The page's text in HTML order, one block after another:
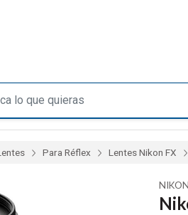
Para Réflex Lentes Nikon FX
NIKON